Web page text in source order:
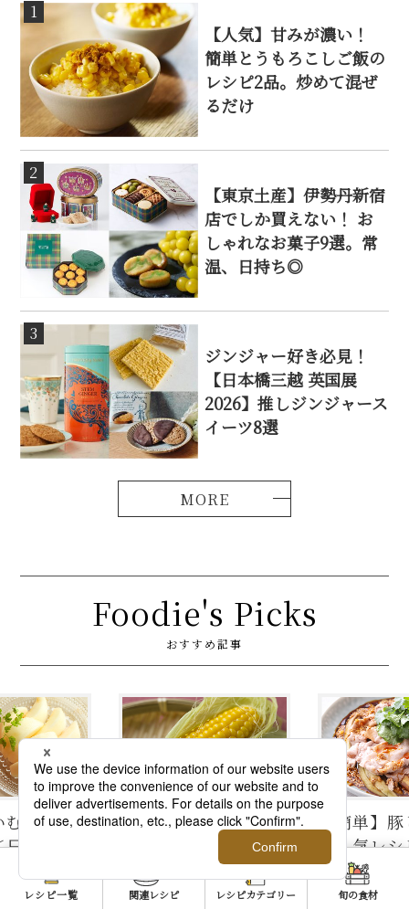
1
【人気】甘みが濃い！
簡単とうもろこしご飯の
レシピ2品。炒めて混ぜ
るだけ
2
【東京土産】伊勢丹新宿
店でしか買えない！ お
しゃれなお菓子9選。常
温、日持ち◎
3
ジンジャー好き必見！
【日本橋三越 英国展
2026】推しジンジャース
イーツ8選
Foodie's Picks
おすすめ記事
もろこ
甘さを
き＆時間
【簡単】豚しゃぶ肉
の人気レシピ4品。サ
ラダはタレ2種、つけ
麺、よだれ豚。パサ
【まとめ
シピを
編集部が
レシピ一覧 関連レシピ レシピカテゴリー 旬の食材